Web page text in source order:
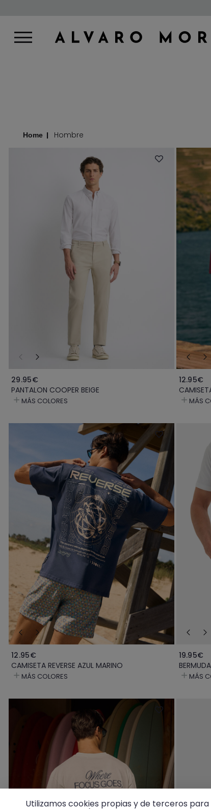
Hombre
Home
29.95€
PANTALON COOPER BEIGE
MÁS COLORES
12.95€
MÁS
12.95€
CAMISETA REVERSE AZUL MARINO
MÁS COLORES
19.95€
MÁS
Utilizamos cookies propias y de terceros